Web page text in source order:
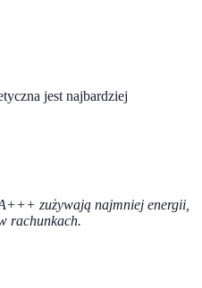
jest najbardziej
zużywają najmniej energii,
rachunkach.